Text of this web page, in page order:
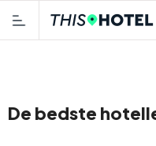
De bedste